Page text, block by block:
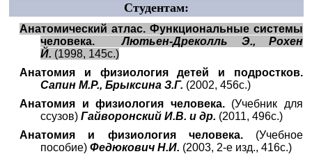
Студентам:
Анатомический атлас. Функциональные системы
человека.Лютьен-Дреколль Э., Рохен
Й. (1998, 145с.)
Анатомия и физиология детей и подростков.
Сапин М.Р., Брыксина З.Г. (2002, 456с.)
Анатомия и физиология человека.(Учебник для
ссузов) Гайворонский И.В. и др. (2011, 496с.)
Анатомия и физиология человека.(Учебное
пособие) Федюкович Н.И. (2003, 2-е изд., 416с.)